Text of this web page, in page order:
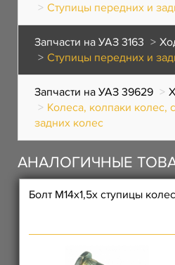
Ступицы передних и
Запчасти на УАЗ 3163
Ступицы передних и
Запчасти на УАЗ 39629
Колеса, колпаки колес,
задних колес
АНАЛОГИЧНЫЕ
Болт М14х1,5х ступицы